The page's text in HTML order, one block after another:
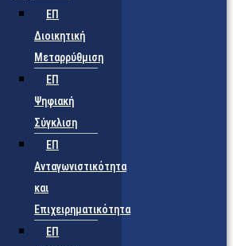
ΕΠ
Διοικητική
Μεταρρύθμιση
ΕΠ
Ψηφιακή
Σύγκλιση
ΕΠ
Ανταγωνιστικότητα
και
Επιχειρηματικότητα
ΕΠ